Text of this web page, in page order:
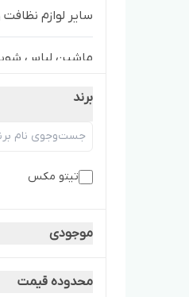
سایر لوازم
ماشین لباس
سایر ابزار و
مینی واش
طی چرخشی
بخاری برقی
برند
تیتو مکس
موجودی
محدوده قیمت